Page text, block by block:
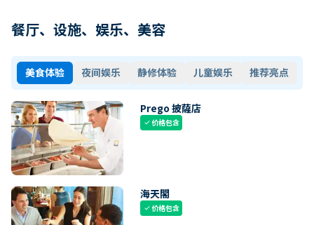
餐厅、设施、娱乐、美容
美食体验 夜间娱乐 静修体验 儿童娱乐 推荐亮点
Prego 披薩店
check价格包含
海天閣
check价格包含